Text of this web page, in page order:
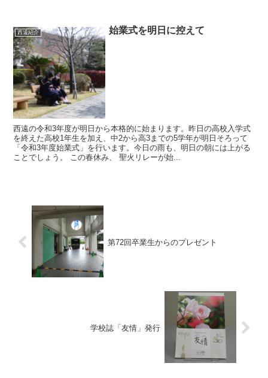
西遠紹介 始業式を明日に控えて
西遠の令和3年度が明日から本格的に始まります。昨日の高校入学式
を終えた高校1年生を加え、中2から高3までの5学年が明日そろって
「令和3年度始業式」を行います。今日の雨も、明日の朝には上がる
ことでしょう。 この春休み、 聖火リレーが始...
第72回卒業生からのプレゼント
学校誌「友情」発行